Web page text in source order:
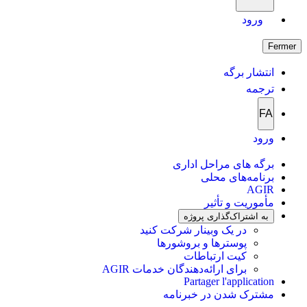
ورود
Fermer
انتشار برگه
ترجمه
FA
ورود
برگه های مراحل اداری
برنامه‌های محلی
AGIR
مأموریت و تأثیر
به اشتراک‌گذاری پروژه
در یک وبینار شرکت کنید
پوسترها و بروشورها
کیت ارتباطات
برای ارائه‌دهندگان خدمات AGIR
Partager l'application
مشترک شدن در خبرنامه